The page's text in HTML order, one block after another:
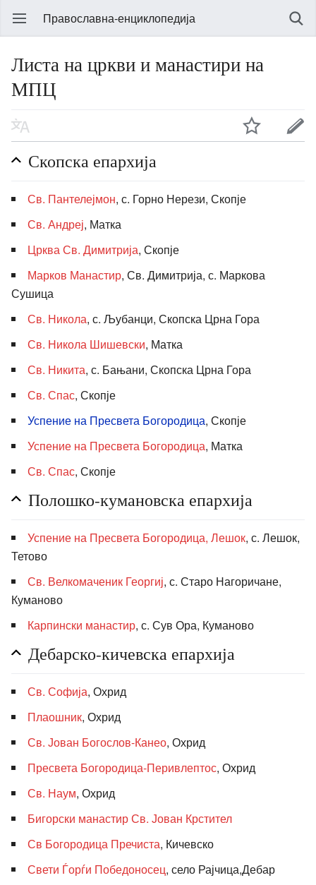
Православна-енциклопедија
Листа на цркви и манастири на
МПЦ
Скопска епархија
Св. Пантелејмон, с. Горно Нерези, Скопје
Св. Андреј, Матка
Црква Св. Димитрија, Скопје
Марков Манастир, Св. Димитрија, с. Маркова
Сушица
Св. Никола, с. Љубанци, Скопска Црна Гора
Св. Никола Шишевски, Матка
Св. Никита, с. Бањани, Скопска Црна Гора
Св. Спас, Скопје
Успение на Пресвета Богородица, Скопје
Успение на Пресвета Богородица, Матка
Св. Спас, Скопје
Полошко-кумановска епархија
Успение на Пресвета Богородица, Лешок, с. Лешок,
Тетово
Св. Велкомаченик Георгиј, с. Старо Нагоричане,
Куманово
Карпински манастир, с. Сув Ора, Куманово
Дебарско-кичевска епархија
Св. Софија, Охрид
Плаошник, Охрид
Св. Јован Богослов-Канео, Охрид
Пресвета Богородица-Перивлептос, Охрид
Св. Наум, Охрид
Бигорски манастир Св. Јован Крстител
Св Богородица Пречиста, Кичевско
Свети Ѓорѓи Победоносец, село Рајчица,Дебар